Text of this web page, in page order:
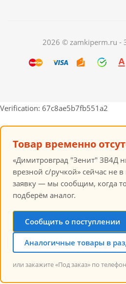
2026 © zamkiperm.ru -
Verification: 67c8ae5b7fb551a2
Товар временно
«Димитровград "Зенит" ЗВ4Д
врезной с/ручкой» сейчас не
заявку — мы сообщим, когда
подберём аналог.
Сообщить о поступлении
Аналогичные товары в
или закажите «Под заказ» по